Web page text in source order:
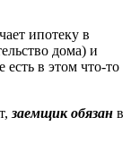
ипотеку в
дома) и
есть в этом что-то
заемщик обязан в